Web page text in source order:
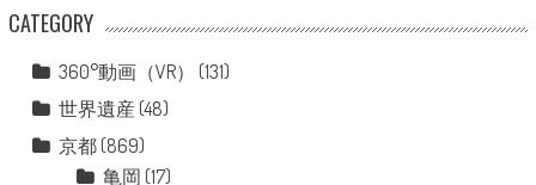
CATEGORY
360°動画（VR）
(131)
世界遺産 (48)
京都(869)
亀岡 (17)